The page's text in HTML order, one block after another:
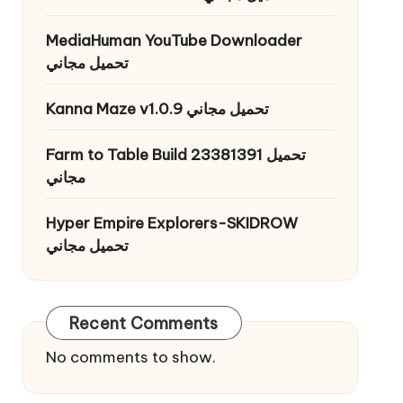
MediaHuman YouTube Downloader
تحميل مجاني
Kanna Maze v1.0.9 تحميل مجاني
Farm to Table Build 23381391 تحميل
مجاني
Hyper Empire Explorers-SKIDROW
تحميل مجاني
Recent Comments
No comments to show.